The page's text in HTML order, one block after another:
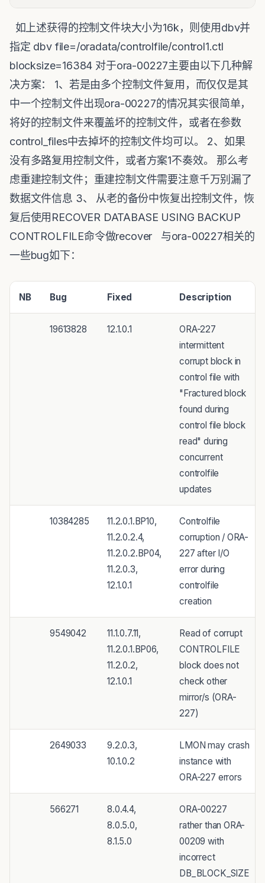
如上述获得的控制文件块大小为16k，则使用dbv并
指定 dbv file=/oradata/controlfile/control1.ctl
blocksize=16384 对于ora-00227主要由以下几种解
决方案： 1、若是由多个控制文件复用，而仅仅是其
中一个控制文件出现ora-00227的情况其实很简单，
将好的控制文件来覆盖坏的控制文件，或者在参数
control_files中去掉坏的控制文件均可以。 2、如果
没有多路复用控制文件，或者方案1不奏效。 那么考
虑重建控制文件；重建控制文件需要注意千万别漏了
数据文件信息 3、 从老的备份中恢复出控制文件，恢
复后使用RECOVER DATABASE USING BACKUP
CONTROLFILE命令做recover 与ora-00227相关的
一些bug如下：
NB Bug Fixed Description
19613828 12.1.0.1
ORA-227
intermittent
corrupt block in
control file with
"Fractured block
found during
control file block
read" during
concurrent
controlfile
updates
10384285
11.2.0.1.BP10,
11.2.0.2.4,
11.2.0.2.BP04,
11.2.0.3,
12.1.0.1
Controlfile
corruption / ORA-
227 after I/O
error during
controlfile
creation
9549042
11.1.0.7.11,
11.2.0.1.BP06,
11.2.0.2,
12.1.0.1
Read of corrupt
CONTROLFILE
block does not
check other
mirror/s (ORA-
227)
2649033
9.2.0.3,
10.1.0.2
LMON may crash
instance with
ORA-227 errors
566271
8.0.4.4,
8.0.5.0,
8.1.5.0
ORA-00227
rather than ORA-
00209 with
incorrect
DB_BLOCK_SIZE